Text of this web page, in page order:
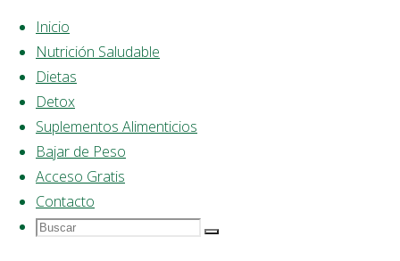
Saltar
contenido
Inicio
Nutrición Saludable
Dietas
Detox
Suplementos Alimenticios
Bajar de Peso
Acceso Gratis
Contacto
Buscar
Buscar:
Buscar
Página
Inicio
consecuencias
deshidratación
para la
arriba